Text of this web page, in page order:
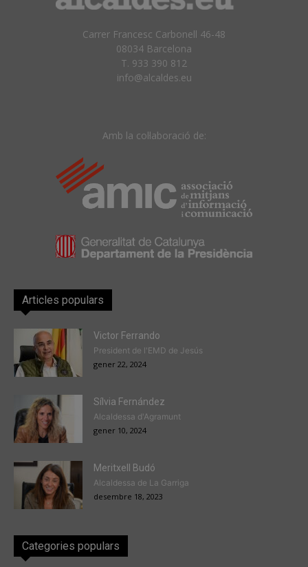
Carrer Francesc Carbonell 46-48
08034 Barcelona
T. 933 390 812
info@alcaldes.eu
Amb la col·laboració de:
Articles populars
Victor Ferrando
President de l'EMD de Jesús
gener 22, 2024
Sílvia Fernández
Alcaldessa d'Agramunt
gener 10, 2024
Meritxell Budó
Alcaldessa de La Garriga
desembre 18, 2023
Categories populars